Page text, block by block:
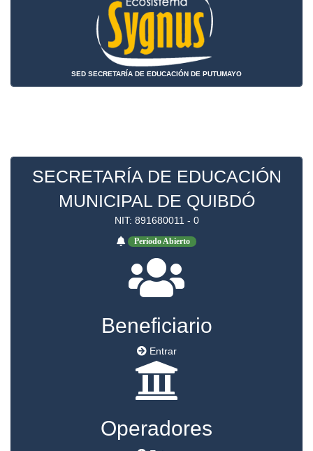
SED SECRETARÍA DE EDUCACIÓN DE PUTUMAYO
SECRETARÍA DE EDUCACIÓN
MUNICIPAL DE QUIBDÓ
NIT: 891680011 - 0
Período Abierto
Beneficiario
Entrar
Operadores